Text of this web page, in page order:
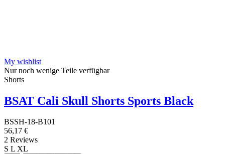
My wishlist
Nur noch wenige Teile verfügbar
Shorts
BSAT Cali Skull Shorts Sports Black
BSSH-18-B101
56,17 €
2 Reviews
S L XL